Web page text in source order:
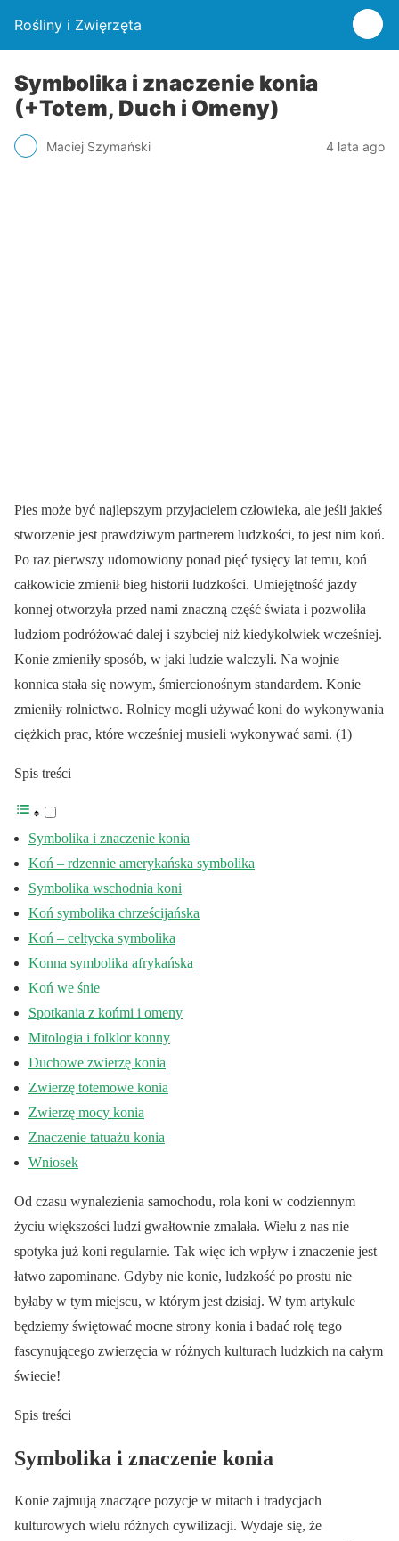
Rośliny i Zwięrzęta
Symbolika i znaczenie konia
(+Totem, Duch i Omeny)
Maciej Szymański 4 lata ago
Pies może być najlepszym przyjacielem człowieka, ale jeśli jakieś
stworzenie jest prawdziwym partnerem ludzkości, to jest nim koń.
Po raz pierwszy udomowiony ponad pięć tysięcy lat temu, koń
całkowicie zmienił bieg historii ludzkości. Umiejętność jazdy
konnej otworzyła przed nami znaczną część świata i pozwoliła
ludziom podróżować dalej i szybciej niż kiedykolwiek wcześniej.
Konie zmieniły sposób, w jaki ludzie walczyli. Na wojnie
konnica stała się nowym, śmiercionośnym standardem. Konie
zmieniły rolnictwo. Rolnicy mogli używać koni do wykonywania
ciężkich prac, które wcześniej musieli wykonywać sami. (1)
Spis treści
Symbolika i znaczenie konia
Koń – rdzennie amerykańska symbolika
Symbolika wschodnia koni
Koń symbolika chrześcijańska
Koń – celtycka symbolika
Konna symbolika afrykańska
Koń we śnie
Spotkania z końmi i omeny
Mitologia i folklor konny
Duchowe zwierzę konia
Zwierzę totemowe konia
Zwierzę mocy konia
Znaczenie tatuażu konia
Wniosek
Od czasu wynalezienia samochodu, rola koni w codziennym
życiu większości ludzi gwałtownie zmalała. Wielu z nas nie
spotyka już koni regularnie. Tak więc ich wpływ i znaczenie jest
łatwo zapominane. Gdyby nie konie, ludzkość po prostu nie
byłaby w tym miejscu, w którym jest dzisiaj. W tym artykule
będziemy świętować mocne strony konia i badać rolę tego
fascynującego zwierzęcia w różnych kulturach ludzkich na całym
świecie!
Spis treści
Symbolika i znaczenie konia
Konie zajmują znaczące pozycje w mitach i tradycjach
kulturowych wielu różnych cywilizacji. Wydaje się, że